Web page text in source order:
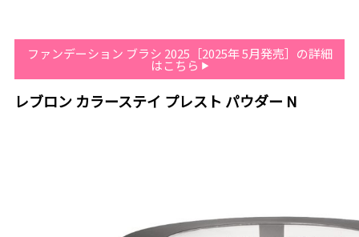
ファンデーション ブラシ 2025［2025年 5月発売］の詳細
はこちら
レブロン カラーステイ プレスト パウダー N